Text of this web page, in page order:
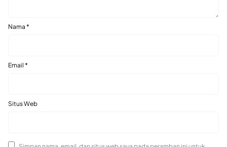
Nama *
Email *
Situs Web